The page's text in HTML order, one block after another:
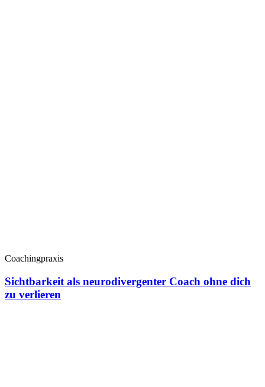
Coachingpraxis
Sichtbarkeit als neurodivergenter Coach ohne dich
zu verlieren